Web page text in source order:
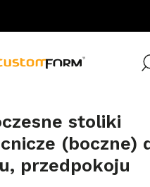
stoliki
(boczne)
przedpokoju